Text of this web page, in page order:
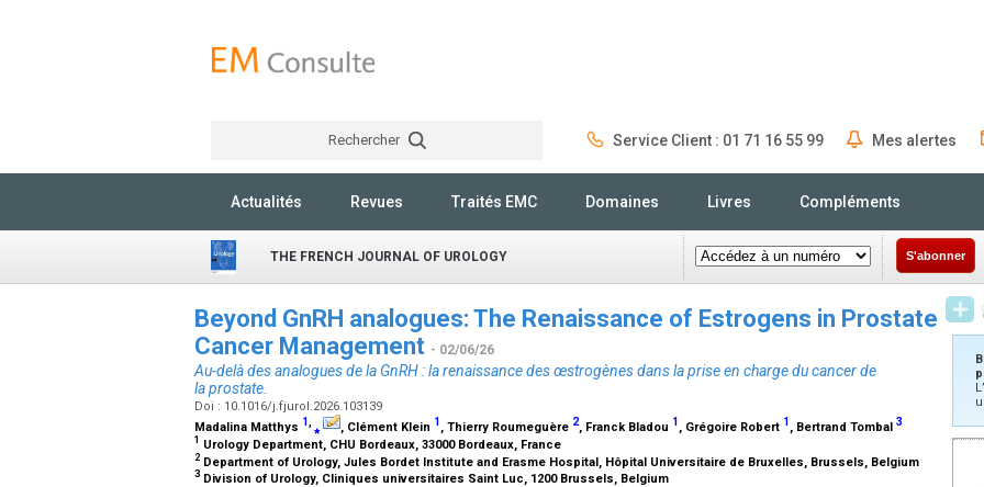
Rechercher Service Client : 01 71 16 55 99 Mes alertes
Actualités Revues Traités EMC Domaines Livres Compléments
THE FRENCH JOURNAL OF UROLOGY S'abonner
Beyond GnRH analogues: The Renaissance of Estrogens in Prostate
Cancer Management - 02/06/26
Au-delà des analogues de la GnRH : la renaissance des œstrogènes dans la prise en charge du cancer de
la prostate.
Doi : 10.1016/j.fjurol.2026.103139
Madalina Matthys 1,⁎ , Clément Klein 1 , Thierry Roumeguère 2, Franck Bladou 1 , Grégoire Robert 1 , Bertrand Tombal 3
1 Urology Department, CHU Bordeaux, 33000 Bordeaux, France
2 Department of Urology, Jules Bordet Institute and Erasme Hospital, Hôpital Universitaire de Bruxelles, Brussels, Belgium
3 Division of Urology, Cliniques universitaires Saint Luc, 1200 Brussels, Belgium